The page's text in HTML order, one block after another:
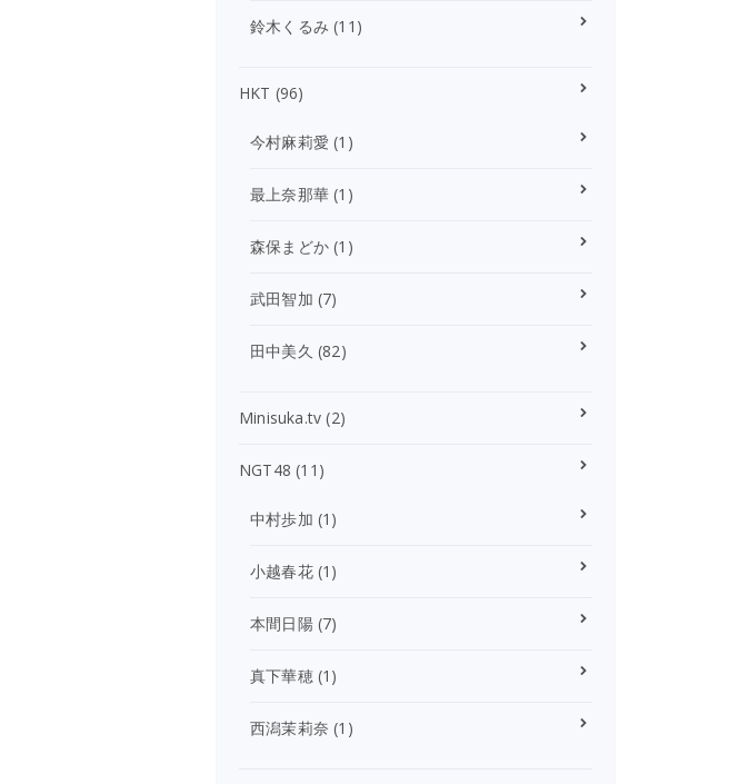
鈴木くるみ (11)
HKT (96)
今村麻莉愛 (1)
最上奈那華 (1)
森保まどか (1)
武田智加 (7)
田中美久 (82)
Minisuka.tv (2)
NGT48 (11)
中村歩加 (1)
小越春花(1)
本間日陽(7)
真下華穂(1)
西潟茉莉奈 (1)